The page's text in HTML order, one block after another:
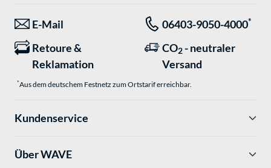
E-Mail 06403-9050-4000*
Retoure &
Reklamation
CO2 - neutraler
Versand
*Aus dem deutschem Festnetz zum Ortstarif erreichbar.
Kundenservice
Über WAVE